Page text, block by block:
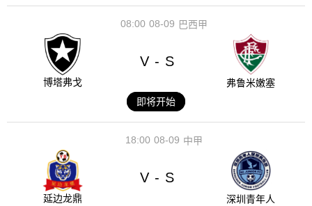
08-09
08:00 巴西甲
博塔弗戈
V - S
弗鲁米嫩塞
即将开始
08-09
18:00 中甲
延边龙鼎
V - S
深圳青年人